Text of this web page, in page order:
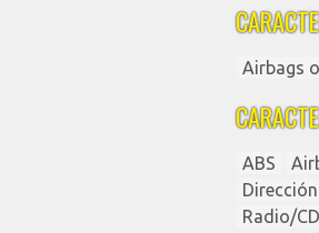
Airbags
ABS
Radio/CD